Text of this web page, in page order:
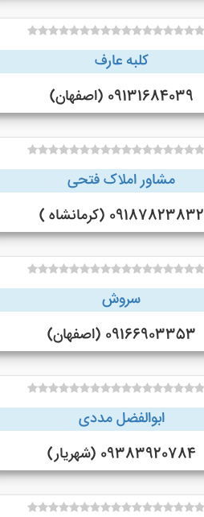
کلبه عارف
09131684039 (اصفهان)
مشاور املاک فتحی
09187823832 (کرمانشاه )
سروش
09166903353 (اصفهان)
ابوالفضل مددی
09383920784 (شهریار)